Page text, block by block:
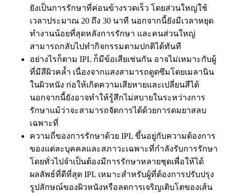
ยังเป็นการรักษาที่ค่อนข้างรวดเร็ว โดยส่วนใหญ่ใช้
เวลาประมาณ 20 ถึง 30 นาที นอกจากนี้ยังมีเวลาหยุด
ทำงานน้อยที่สุดหลังการรักษา และคนส่วนใหญ่
สามารถกลับไปทำกิจกรรมตามปกติได้ทันที
อย่างไรก็ตาม IPL ก็มีข้อเสียเช่นกัน อาจไม่เหมาะกับผู้
ที่มีสีผิวคล้ำ เนื่องจากแสงสามารถดูดซึมโดยเมลานิน
ในผิวหนัง ก่อให้เกิดความเสียหายและเปลี่ยนสีได้
นอกจากนี้ยังอาจทำให้รู้สึกไม่สบายในระหว่างการ
รักษาแม้ว่าจะสามารถจัดการได้ด้วยการดมยาสลบ
เฉพาะที่
ความถี่ของการรักษาด้วย IPL ขึ้นอยู่กับความต้องการ
ของแต่ละบุคคลและสภาวะเฉพาะที่กำลังรับการรักษา
โดยทั่วไปจำเป็นต้องมีการรักษาหลายชุดเพื่อให้ได้
ผลลัพธ์ที่ดีที่สุด IPL เหมาะสำหรับผู้ที่ต้องการปรับปรุง
รูปลักษณ์ของผิวหนังหรือลดการเจริญเติบโตของเส้น